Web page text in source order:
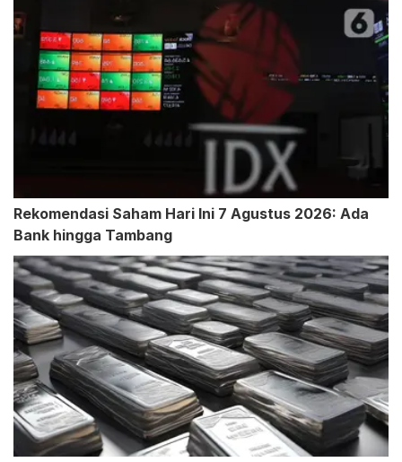
Rekomendasi Saham Hari Ini 7 Agustus 2026: Ada
Bank hingga Tambang